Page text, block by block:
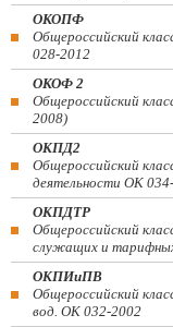
ОКОПФ
Общероссийский
028-2012
ОКОФ 2
Общероссийский
2008)
ОКПД2
Общероссийский
деятельности ОК
ОКПДТР
Общероссийский
служащих и
ОКПИиПВ
Общероссийский
вод. ОК 032-2002